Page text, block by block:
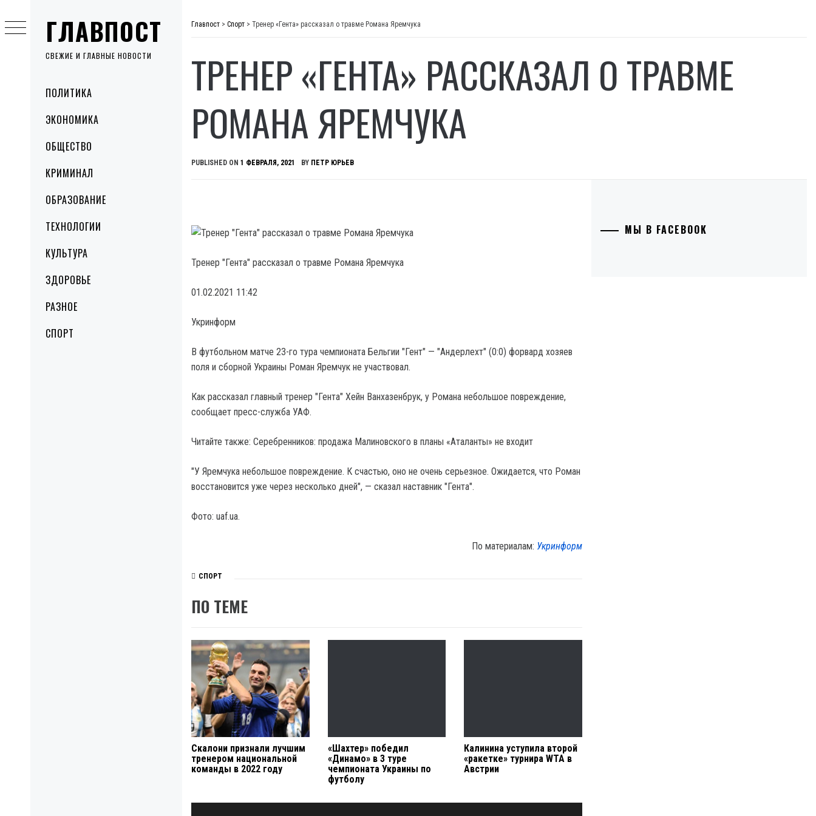
ГЛАВПОСТ
СВЕЖИЕ И ГЛАВНЫЕ НОВОСТИ
MenuПОЛИТИКА
ЭКОНОМИКА
ОБЩЕСТВО
КРИМИНАЛ
ОБРАЗОВАНИЕ
ТЕХНОЛОГИИ
КУЛЬТУРА
ЗДОРОВЬЕ
РАЗНОЕ
СПОРТ
to
content
Главпост > Спорт > Тренер «Гента» рассказал о травме Романа Яремчука
ТРЕНЕР «ГЕНТА» РАССКАЗАЛ О ТРАВМЕ
РОМАНА ЯРЕМЧУКА
PUBLISHED ON 1 ФЕВРАЛЯ, 2021 BY ПЕТР ЮРЬЕВ
Тренер "Гента" рассказал о травме Романа Яремчука
01.02.2021 11:42
Укринформ
В футбольном матче 23-го тура чемпионата Бельгии "Гент" — "Андерлехт" (0:0) форвард хозяев
поля и сборной Украины Роман Яремчук не участвовал.
Как рассказал главный тренер "Гента" Хейн Ванхазенбрук, у Романа небольшое повреждение,
сообщает пресс-служба УАФ.
Читайте также: Серебренников: продажа Малиновского в планы «Аталанты» не входит
"У Яремчука небольшое повреждение. К счастью, оно не очень серьезное. Ожидается, что Роман
восстановится уже через несколько дней", — сказал наставник "Гента".
Фото: uaf.ua.
По материалам: Укринформ
СПОРТ
ПО ТЕМЕ
Скалони признали лучшим
тренером национальной
команды в 2022 году
«Шахтер» победил
«Динамо» в 3 туре
чемпионата Украины по
футболу
Калинина уступила второй
«ракетке» турнира WTA в
Австрии
Навигация
МЫ В FACEBOOK